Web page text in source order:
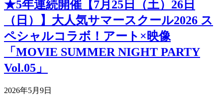
★5年連続開催【7月25日（土）26日
（日）】大人気サマースクール2026 ス
ペシャルコラボ！アート×映像
「MOVIE SUMMER NIGHT PARTY
Vol.05」
2026年5月9日